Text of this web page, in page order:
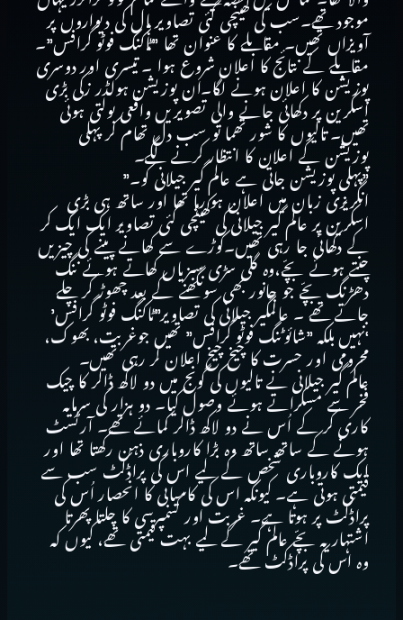
موجود تھے۔سب کی کھینچی گئی تصاویر ہال کی دیواروں پر
آویزاں تھیں۔ مقابلے کا عنوان تھا ”ٹاکنگ فوٹو گرافس”۔
مقابلے کے نتائج کا اعلان شروع ہوا ۔ تیسری اور دوسری
پوزیشن کا اعلان ہونے لگا۔ان پوزیشن ہولڈر زکی بڑی
اسکرین پر دکھائی جانے والی تصویریں واقعی بولتی ہوئی
تھیں۔ تالیوں کا شور تھما تو سب دل تھام کر پہلی
پوزیشن کے اعلان کا انتظار کرنے لگے۔
”پہلی پوزیشن جاتی ہے عالم گیر جیلانی کو۔”
انگریزی زبان میں اعلان ہو رہا تھا اور ساتھ ہی بڑی
اسکرین پر عالم گیر جیلانی کی کھینچی گئی تصاویر ایک ایک کر
کے دکھائی جا رہی تھیں۔کوڑے سے کھانے پینے کی چیزیں
چنتے ہوئے بچّے،وہ گلی سڑی سبزیاں کھاتے ہوئے ننگ
دھڑنگ بچّے جو جانور بھی سونگھنے کے بعد چھوڑ کر چلے
جاتے تھے ۔ عالمگیر جیلانی کی تصاویر”ٹاکنگ فوٹو گرافس’
‘نہیں بلکہ ”شائوٹنگ فوٹو گرافس” تھیں جوغربت، بھوک،
محرومی اور حسرت کا چیخ چیخ اعلان کر رہی تھیں۔
عالم گیر جیلانی نے تالیوں کی گونج میں دو لاکھ ڈالر کا چیک
فخر سے مسکراتے ہوئے وصول کیا۔ دو ہزار کی سرمایہ
کاری کر کے اُس نے دو لاکھ ڈالر کمائے تھے۔ آرٹسٹ
ہونے کے ساتھ ساتھ وہ بڑا کاروباری ذہن رکھتا تھا اور
ایک کاروباری شخص کے لیے اس کی پراڈکٹ سب سے
قیمتی ہوتی ہے۔ کیونکہ اس کی کامیابی کا انحصار اُس کی
پراڈکٹ پر ہوتا ہے۔ غربت اور کسمپرسی کا چلتا پھرتا
اشتہار یہ بچّے عالم گیر کے لیے بہت قیمتی تھے، کیوں کہ
وہ اس کی پراڈکٹ تھے۔